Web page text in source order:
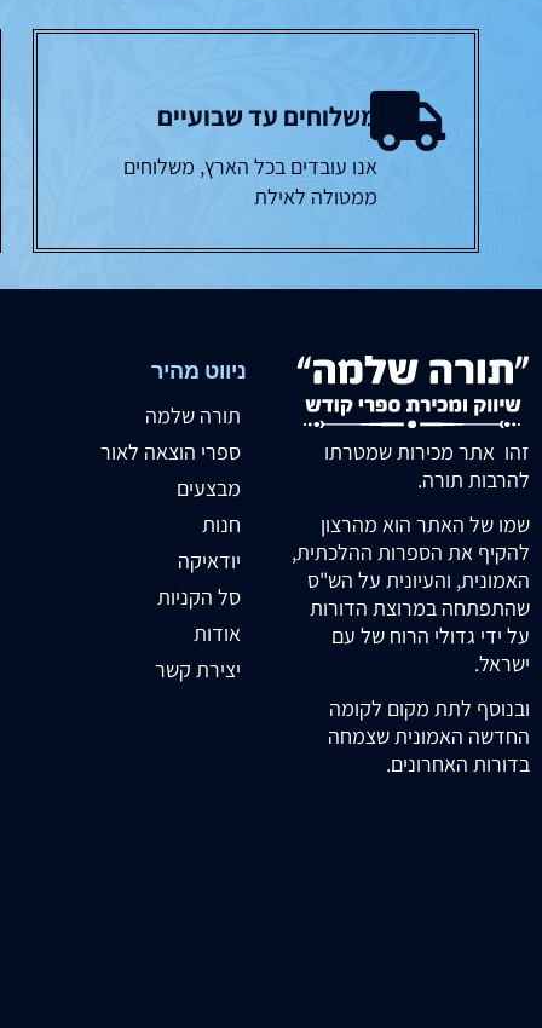
משלוחים עד שבועיים
אנו עובדים בכל הארץ, משלוחים
ממטולה לאילת
זהו אתר מכירות שמטרתו
להרבות תורה.
שמו של האתר הוא מהרצון
להקיף את הספרות ההלכתית,
האמונית, והעיונית על הש"ס
שהתפתחה במרוצת הדורות
על ידי גדולי הרוח של עם
ישראל.
ובנוסף לתת מקום לקומה
החדשה האמונית שצמחה
בדורות האחרונים.
ניווט מהיר
תורה שלמה
ספרי הוצאה לאור
מבצעים
חנות
יודאיקה
סל הקניות
אודות
יצירת קשר